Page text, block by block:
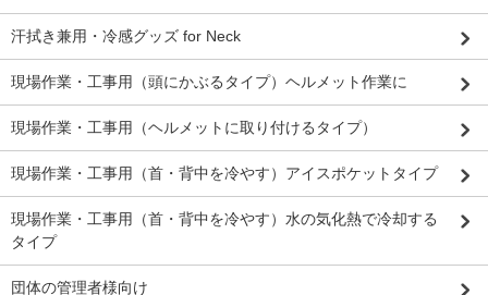
汗拭き兼用・冷感グッズ for Neck
現場作業・工事用（頭にかぶるタイプ）ヘルメット作業に
現場作業・工事用（ヘルメットに取り付けるタイプ）
現場作業・工事用（首・背中を冷やす）アイスポケットタイプ
現場作業・工事用（首・背中を冷やす）水の気化熱で冷却する
タイプ
団体の管理者様向け